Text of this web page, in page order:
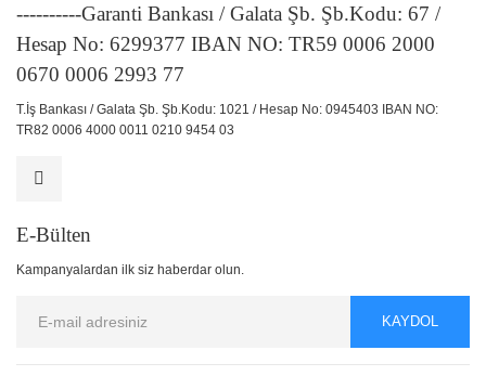
----------Garanti Bankası / Galata Şb. Şb.Kodu: 67 /
Hesap No: 6299377 IBAN NO: TR59 0006 2000
0670 0006 2993 77
T.İş Bankası / Galata Şb. Şb.Kodu: 1021 / Hesap No: 0945403 IBAN NO:
TR82 0006 4000 0011 0210 9454 03
E-Bülten
Kampanyalardan ilk siz haberdar olun.
KAYDOL